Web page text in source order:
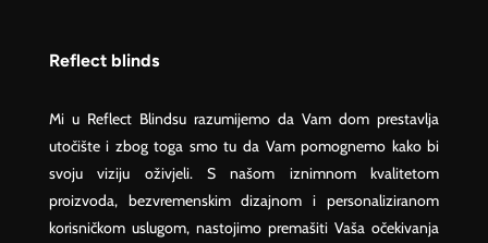
Reflect blinds
Mi u Reflect Blindsu razumijemo da Vam dom prestavlja
utočište i zbog toga smo tu da Vam pomognemo kako bi
svoju viziju oživjeli. S našom iznimnom kvalitetom
proizvoda, bezvremenskim dizajnom i personaliziranom
korisničkom uslugom, nastojimo premašiti Vaša očekivanja